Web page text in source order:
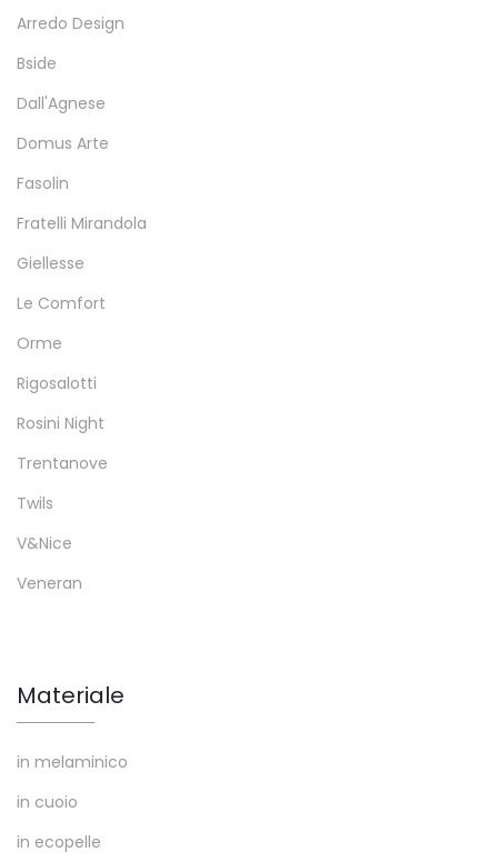
Arredo Design
Bside
Dall'Agnese
Domus Arte
Fasolin
Fratelli Mirandola
Giellesse
Le Comfort
Orme
Rigosalotti
Rosini Night
Trentanove
Twils
V&Nice
Veneran
Materiale
in melaminico
in cuoio
in ecopelle